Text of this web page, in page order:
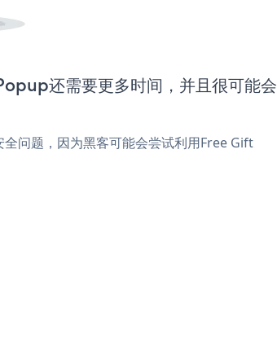
还需要更多时间，并且很可能会
问题，因为黑客可能会尝试利用Free Gift